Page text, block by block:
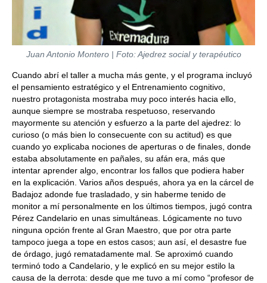
Juan Antonio Montero | Foto: Ajedrez social y terapéutico
Cuando abrí el taller a mucha más gente, y el programa incluyó
el pensamiento estratégico y el Entrenamiento cognitivo,
nuestro protagonista mostraba muy poco interés hacia ello,
aunque siempre se mostraba respetuoso, reservando
mayormente su atención y esfuerzo a la parte del ajedrez: lo
curioso (o más bien lo consecuente con su actitud) es que
cuando yo explicaba nociones de aperturas o de finales, donde
estaba absolutamente en pañales, su afán era, más que
intentar aprender algo, encontrar los fallos que podiera haber
en la explicación. Varios años después, ahora ya en la cárcel de
Badajoz adonde fue trasladado, y sin haberme tenido de
monitor a mí personalmente en los últimos tiempos, jugó contra
Pérez Candelario en unas simultáneas. Lógicamente no tuvo
ninguna opción frente al Gran Maestro, que por otra parte
tampoco juega a tope en estos casos; aun así, el desastre fue
de órdago, jugó rematadamente mal. Se aproximó cuando
terminó todo a Candelario, y le explicó en su mejor estilo la
causa de la derrota: desde que me tuvo a mí como “profesor de